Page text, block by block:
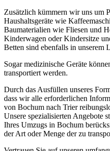
Zusätzlich kümmern wir uns um
Haushaltsgeräte wie
Baumaterialien wie Fliesen und
Kinderwagen oder Kindersitze
Betten sind ebenfalls in unserem
Sogar medizinische Geräte
transportiert werden.
Durch das Ausfüllen unseres
dass wir alle erforderlichen
von Bochum nach Trier
Unsere spezialisierten Angebote
Ihres Umzugs in Bochum
der Art oder Menge der zu